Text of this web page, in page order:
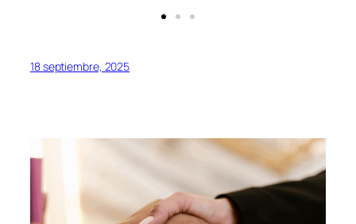
18 septiembre, 2025